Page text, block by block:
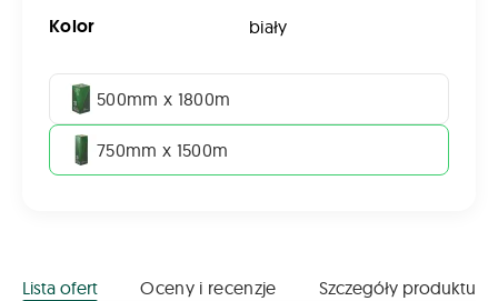
Kolor biały
500mm x 1800m
750mm x 1500m
Lista ofert Oceny i recenzje Szczegóły produktu